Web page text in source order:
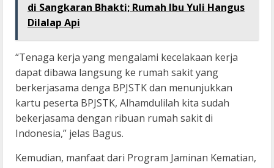
di Sangkaran Bhakti; Rumah Ibu Yuli Hangus
Dilalap Api
“Tenaga kerja yang mengalami kecelakaan kerja
dapat dibawa langsung ke rumah sakit yang
berkerjasama denga BPJSTK dan menunjukkan
kartu peserta BPJSTK, Alhamdulilah kita sudah
bekerjasama dengan ribuan rumah sakit di
Indonesia,” jelas Bagus.
Kemudian, manfaat dari Program Jaminan Kematian,